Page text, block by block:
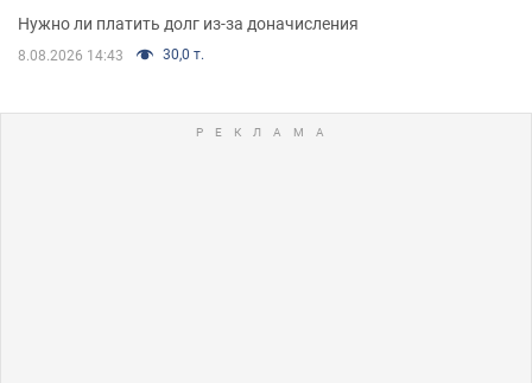
Нужно ли платить долг из-за доначисления
8.08.2026 14:43 30,0 т.